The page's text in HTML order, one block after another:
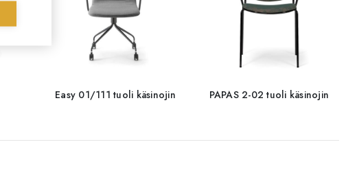
Easy 01/111 tuoli käsinojin PAPAS 2-02 tuoli käsinojin